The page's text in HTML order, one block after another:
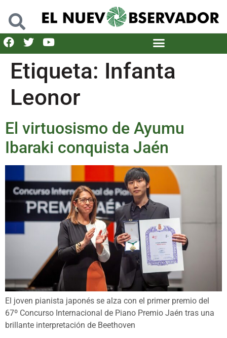
Etiqueta: Infanta
Leonor
El virtuosismo de Ayumu
Ibaraki conquista Jaén
El joven pianista japonés se alza con el primer premio del
67º Concurso Internacional de Piano Premio Jaén tras una
brillante interpretación de Beethoven